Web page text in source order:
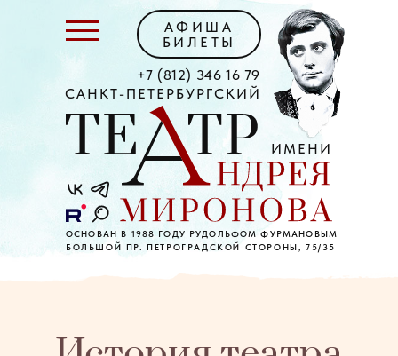
САНКТ-ПЕТЕРБУРГСКИЙ
ИМЕНИ
ОСНОВАН В 1988 ГОДУ РУДОЛЬФОМ ФУРМАНОВЫМ
+7 (812) 346 16 79
БОЛЬШОЙ ПР. ПЕТРОГРАДСКОЙ СТОРОНЫ, 75/35
АФИША
БИЛЕТЫ